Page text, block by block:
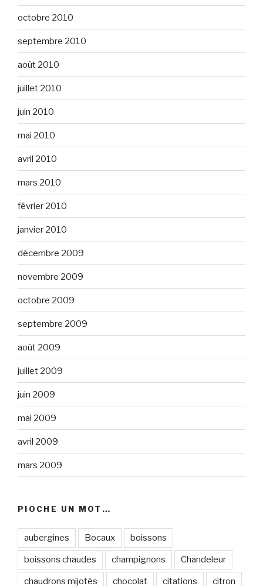
octobre 2010
septembre 2010
août 2010
juillet 2010
juin 2010
mai 2010
avril 2010
mars 2010
février 2010
janvier 2010
décembre 2009
novembre 2009
octobre 2009
septembre 2009
août 2009
juillet 2009
juin 2009
mai 2009
avril 2009
mars 2009
PIOCHE UN MOT…
aubergines Bocaux boissons
boissons chaudes champignons Chandeleur
chaudrons mijotés chocolat citations citron